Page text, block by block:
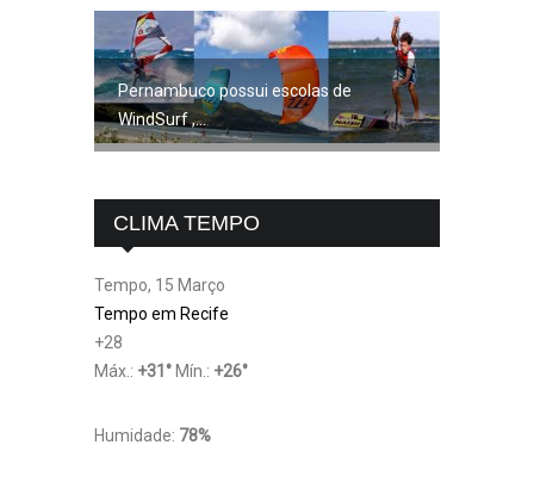
Pernambuco possui escolas de
WindSurf ,...
CLIMA TEMPO
Tempo, 15 Março
Tempo em Recife
+28
Máx.: +31 ° Mín.: +26°
Humidade: 78%